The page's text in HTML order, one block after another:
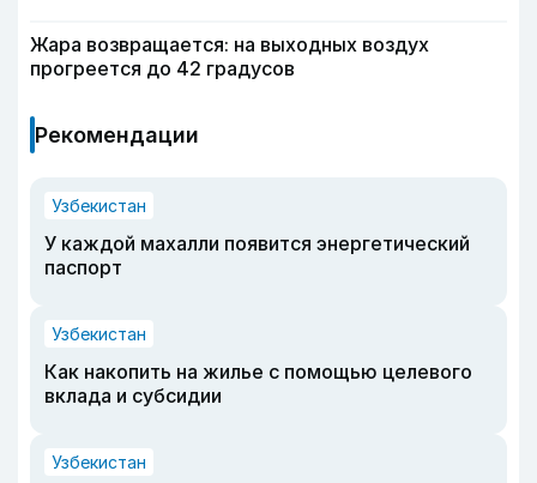
Жара возвращается: на выходных воздух
прогреется до 42 градусов
Рекомендации
Узбекистан
У каждой махалли появится энергетический
паспорт
Узбекистан
Как накопить на жилье с помощью целевого
вклада и субсидии
Узбекистан